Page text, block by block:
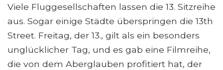
Viele Fluggesellschaften lassen die 13. Sitzreihe
aus. Sogar einige Städte überspringen die 13th
Street. Freitag, der 13., gilt als ein besonders
unglücklicher Tag, und es gab eine Filmreihe,
die von dem Aberglauben profitiert hat, der